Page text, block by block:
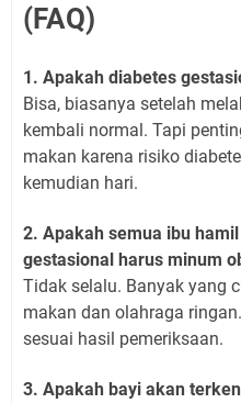
(FAQ)
1. Apakah diabetes
Bisa, biasanya setelah
kembali normal. Tapi
makan karena risiko
kemudian hari.
2. Apakah semua ibu
gestasional harus minum
Tidak selalu. Banyak yang
makan dan olahraga
sesuai hasil pemeriksaan.
3. Apakah bayi akan